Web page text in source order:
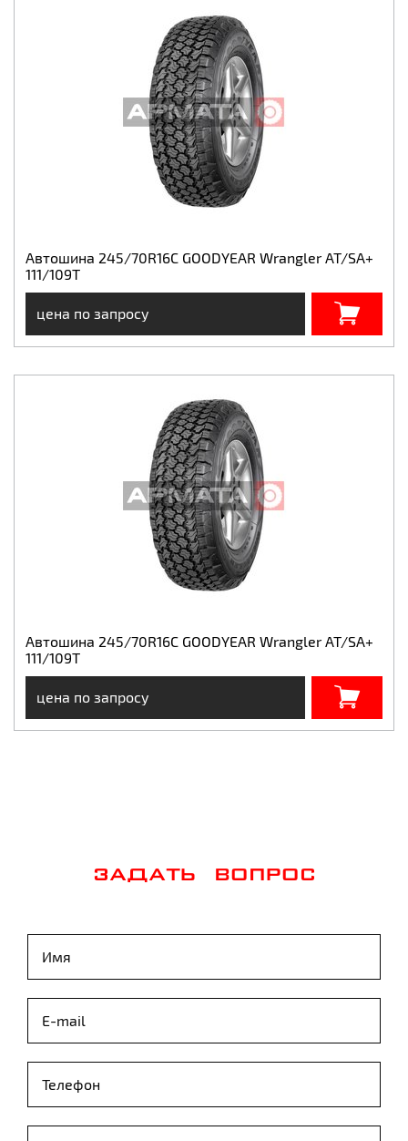
Автошина 245/70R16C GOODYEAR Wrangler AT/SA+
111/109T
цена по запросу
Автошина 245/70R16C GOODYEAR Wrangler AT/SA+
111/109T
цена по запросу
ЗАДАТЬ ВОПРОС